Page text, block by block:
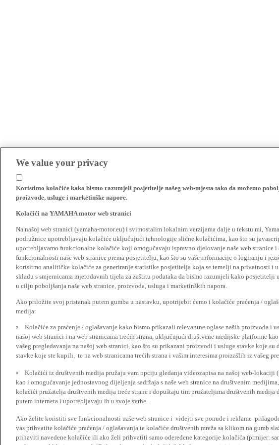
We value your privacy
Koristimo kolačiće kako bismo razumjeli posjetitelje našeg web-mjesta tako da možemo
proizvode, usluge i marketinške napore.
Kolačići na YAMAHA motor web stranici
Na našoj web stranici (yamaha-motor.eu) i svimostalim lokalnim verzijama dalje u tekstu mi,
podružnice upotrebljavaju kolačiće uključujući tehnologije slične kolačićima, kao što su
upotrebljavamo funkcionalne kolačiće koji omogučavaju ispravno djelovanje naše web stranice
funkcionalnosti naše web stranice prema posjetitelju, kao što su vaše informacije o logiranju i
korisitmo analitičke kolačiće za generiranje statistike posjetitelja koja se temelji na privatnosti i u
skladu s smjernicama mjerodavnih tijela za zaštitu podataka da bismo razumjeli kako posjetitelji
u cilju poboljšanja naše web stranice, proizvoda, usluga i marketinških napora.
Ako priložite svoj pristanak putem gumba u nastavku, upotrijebit ćemo i kolačiće praćenja /
medija:
Kolačiće za praćenje / oglašavanje kako bismo prikazali relevantne oglase naših proizvoda i
našoj web stranici i na web stranicama trećih strana, uključujući društvene medijske platforme
vašeg pregledavanja na našoj web stranici, kao što su prikazani proizvodi i usluge stavke koje su
stavke koje ste kupili, te na web stranicama trećih strana i vašim interesima proizašlih iz vašeg
Kolačići iz društvenih medija pružaju vam opciju gledanja videozapisa na našoj web-lokaciji
kao i omogućavanje jednostavnog dijeljenja sadržaja s naše web stranice na društvenim
kolačići pružatelja društvenih medija treće strane i dopuštaju tim pružateljima društvenih medija
putem interneta i upotrebljavaju ih u svoje svrhe.
Ako želite koristiti sve funkcionalnosti naše web stranice i videjti sve ponude i reklame
vas prihvatite kolačiće praćenja / oglašavanja te kolačiće društvenih mreža sa klikom na gumb
prihaviti navedene kolačiće ili ako želi prihvatiti samo odeređene kategorije kolačića (prmijer: